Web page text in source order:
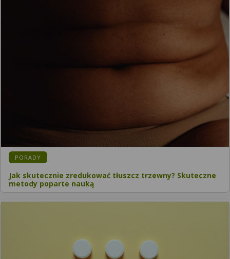
PORADY
Jak skutecznie zredukować tłuszcz trzewny? Skuteczne
metody poparte nauką